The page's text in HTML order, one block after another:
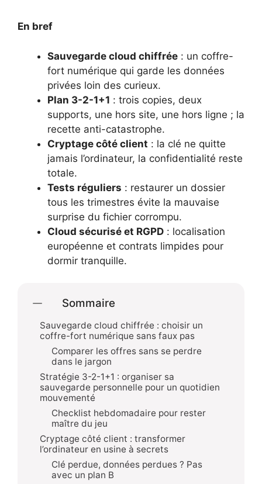
En bref
Sauvegarde cloud chiffrée : un coffre-
fort numérique qui garde les données
privées loin des curieux.
Plan 3-2-1+1 : trois copies, deux
supports, une hors site, une hors ligne ; la
recette anti-catastrophe.
Cryptage côté client : la clé ne quitte
jamais l’ordinateur, la confidentialité reste
totale.
Tests réguliers : restaurer un dossier
tous les trimestres évite la mauvaise
surprise du fichier corrompu.
Cloud sécurisé et RGPD : localisation
européenne et contrats limpides pour
dormir tranquille.
Sommaire
Sauvegarde cloud chiffrée : choisir un
coffre-fort numérique sans faux pas
Comparer les offres sans se perdre
dans le jargon
Stratégie 3-2-1+1 : organiser sa
sauvegarde personnelle pour un quotidien
mouvementé
Checklist hebdomadaire pour rester
maître du jeu
Cryptage côté client : transformer
l’ordinateur en usine à secrets
Clé perdue, données perdues ? Pas
avec un plan B